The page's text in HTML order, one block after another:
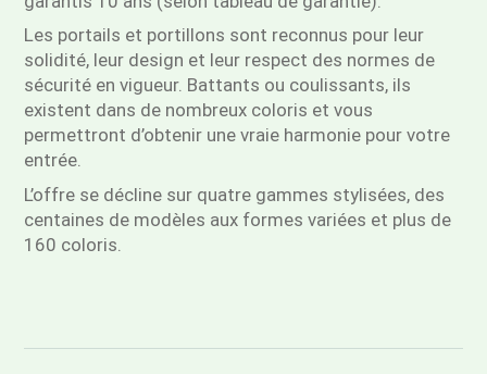
Les portails et portillons sont reconnus pour leur
solidité, leur design et leur respect des normes de
sécurité en vigueur. Battants ou coulissants, ils
existent dans de nombreux coloris et vous
permettront d’obtenir une vraie harmonie pour votre
entrée.
L’offre se décline sur quatre gammes stylisées, des
centaines de modèles aux formes variées et plus de
160 coloris.